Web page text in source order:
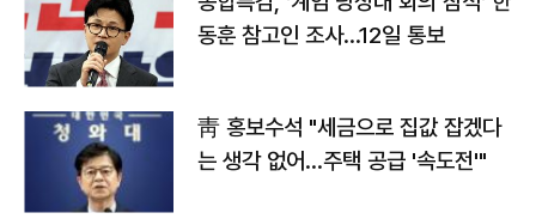
동훈 참고인 조사...12일 통보
靑 홍보수석 "세금으로 집값 잡겠다
는 생각 없어…주택 공급 '속도전'"